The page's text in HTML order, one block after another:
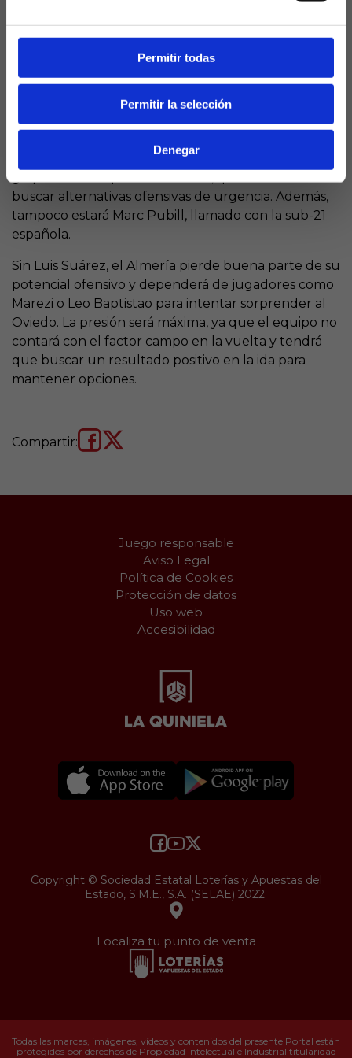
Permitir todas
Permitir la selección
Denegar
El Almería afronta la eliminatoria con una baja que
Luis Suárez, máximo goleador
de la categoría con 31 goles (27 en liga y 4 en Copa),
no podrá disputar el playoff tras ser convocado por
la selección de Colombia2. La ausencia del
del equipo y de la Segunda División, supone un
buscar alternativas ofensivas de urgencia. Además,
tampoco estará Marc Pubill, llamado con la sub-21
española.
Sin Luis Suárez, el Almería pierde buena parte de su
potencial ofensivo y dependerá de jugadores como
Marezi o Leo Baptistao para intentar sorprender al
Oviedo. La presión será máxima, ya que el equipo no
contará con el factor campo en la vuelta y tendrá
que buscar un resultado positivo en la ida para
mantener opciones.
Compartir:
Juego responsable
Aviso Legal
Política de Cookies
Protección de datos
Uso web
Accesibilidad
Copyright © Sociedad Estatal Loterías y Apuestas del
Estado, S.M.E., S.A. (SELAE) 2022.
Localiza tu punto de venta
Todas las marcas, imágenes, vídeos y contenidos del presente Portal están
protegidos por derechos de Propiedad Intelectual e Industrial titularidad